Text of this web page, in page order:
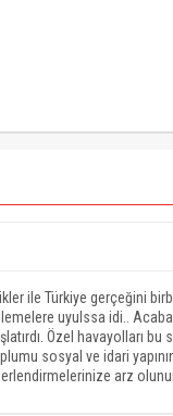
ile Türkiye gerçeğini
uyulssa idi..
Özel havayolları
sosyal ve idari
arz